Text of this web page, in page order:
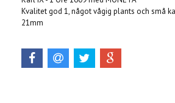
Kvalitet god 1, något vågig plants och små
21mm